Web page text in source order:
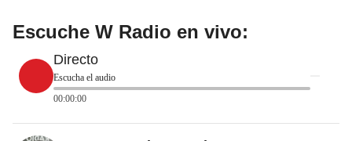
Escuche W Radio en vivo:
Directo
Escucha el audio
00:00:00